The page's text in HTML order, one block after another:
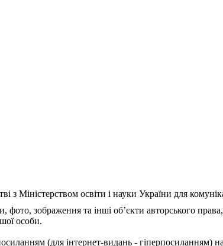
з Міністерством освіти і науки України для
фото, зображення та інші об’єкти авторського
особи.
(для інтернет-видань -